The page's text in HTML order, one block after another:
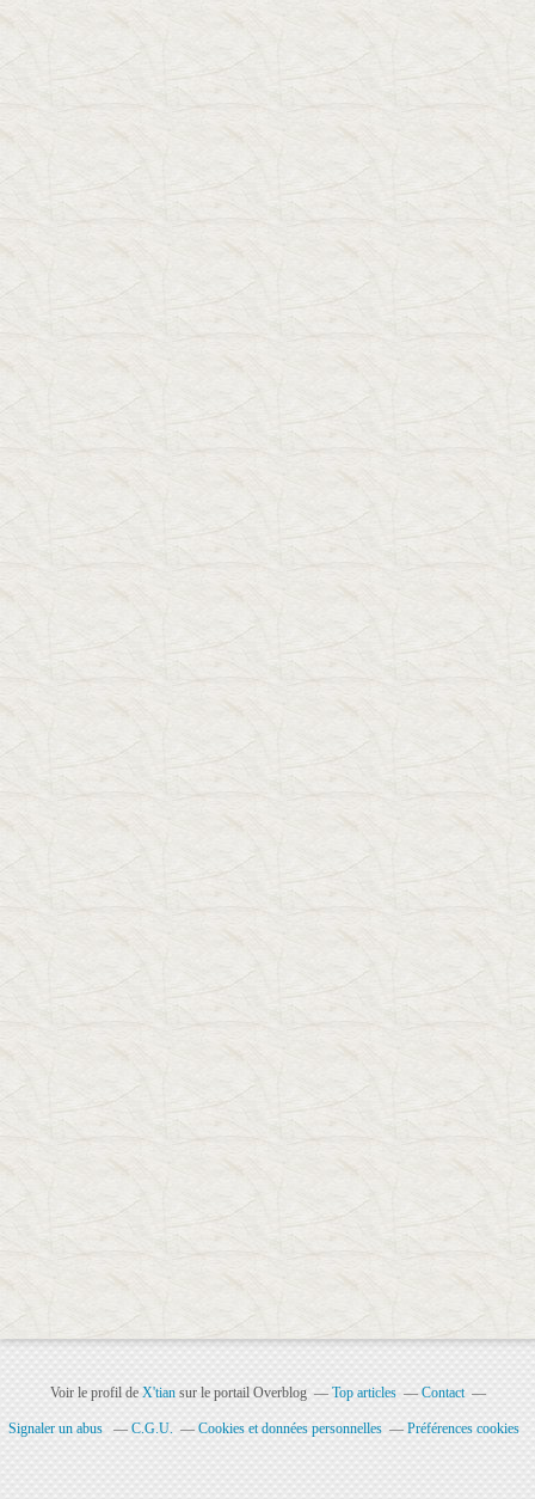
Voir le profil de X'tiansur le portail Overblog Top articles Contact
Signaler un abus C.G.U. Cookies et données personnelles Préférences cookies